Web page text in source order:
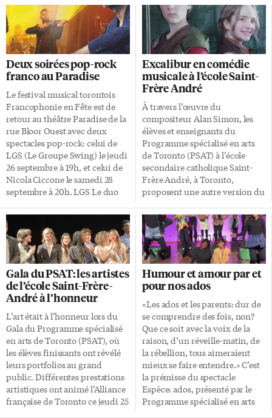
Deux soirées pop-rock
franco au Paradise
Le festival musical torontois
Francophonie en Fête est de
retour au théâtre Paradise de la
rue Bloor Ouest avec deux
spectacles pop-rock: celui de
LGS (Le Groupe Swing) le jeudi
26 septembre à 19h, et celui de
Nicola Ciccone le samedi 28
septembre à 20h. LGS Le duo
bosse depuis 25 ans sur toutes
les scènes de l’Ontario français,
au Québec et en Europe. Michel
Bénac et Jean-Philippe Goulet,
musiciens rock-trad à l’origine,
s’associent régulièrement à
d’autres réalisateurs, artistes,
DJs et danseurs pour offrir une
«musique de party» inimitable.
Les écoles franco-ontariennes,
dont ils remplissent toujours
[…]
Excalibur en comédie
musicale à l’école Saint-
Frère André
À travers l’œuvre du
compositeur Alan Simon, les
élèves et enseignants du
Programme spécialisé en arts
de Toronto (PSAT) à l’école
secondaire catholique Saint-
Frère André, à Toronto,
proposent une autre version du
légendaire Excalibur. Adapté en
comédie musicale, Excalibur –
La légende renaît sera présentée
en soirée au grand public les 1er
et 6 juin à 19h, ainsi qu’en
matinées scolaires les 3, 4, 5 et 6
juin. La légende du roi Arthur
en musique Les années
précédentes, l’équipe du PSAT a
proposé des réadaptations de
Starmania et de Robin des Bois.
Le spectacle permet de
rassembler les cinq […]
Gala du PSAT: les artistes
de l’école Saint-Frère-
André à l’honneur
L’art était à l’honneur lors du
Gala du Programme spécialisé
en arts de Toronto (PSAT), où
les élèves finissants ont révélé
leurs portfolios au grand
public. Différentes prestations
artistiques ont animé l’Alliance
française de Toronto ce jeudi 25
Humour et amour par et
pour nos ados
«Les ados et les parents: dur de
se comprendre des fois, non?
Que ce soit avec la voix de la
raison, d’un réveille-matin, de
la rébellion, tous aimeraient
mieux se faire entendre.» C’est
la prémisse du spectacle
Espèce: ados, présenté par le
Programme spécialisé en arts